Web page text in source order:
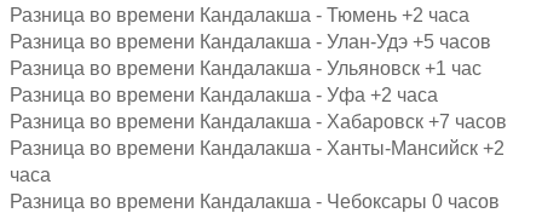
Разница во времени Кандалакша - Тюмень +2 часа
Разница во времени Кандалакша - Улан-Удэ +5 часов
Разница во времени Кандалакша - Ульяновск +1 час
Разница во времени Кандалакша - Уфа +2 часа
Разница во времени Кандалакша - Хабаровск +7 часов
Разница во времени Кандалакша - Ханты-Мансийск +2
часа
Разница во времени Кандалакша - Чебоксары 0 часов